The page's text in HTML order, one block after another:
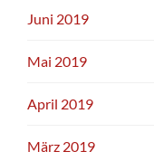
Juni 2019
Mai 2019
April 2019
März 2019